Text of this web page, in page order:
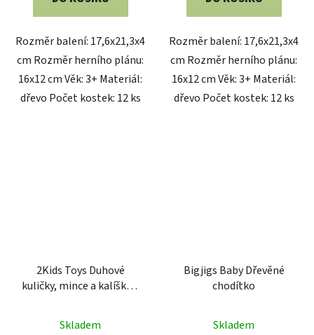
Rozměr balení: 17,6x21,3x4
cm Rozměr herního plánu:
16x12 cm Věk: 3+ Materiál:
dřevo Počet kostek: 12 ks
Rozměr balení: 17,6x21,3x4
cm Rozměr herního plánu:
16x12 cm Věk: 3+ Materiál:
dřevo Počet kostek: 12 ks
2Kids Toys Duhové
kuličky, mince a kalíšky 8
Skladem
Bigjigs Baby Dřevěné
chodítko
Skladem